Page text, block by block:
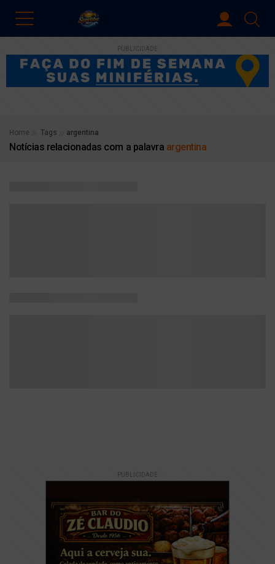
PUBLICIDADE
Home Tags argentina
Notícias relacionadas com a palavra argentina
PUBLICIDADE